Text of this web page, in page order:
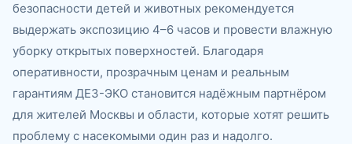
безопасности детей и животных рекомендуется
выдержать экспозицию 4–6 часов и провести влажную
уборку открытых поверхностей. Благодаря
оперативности, прозрачным ценам и реальным
гарантиям ДЕЗ-ЭКО становится надёжным партнёром
для жителей Москвы и области, которые хотят решить
проблему с насекомыми один раз и надолго.